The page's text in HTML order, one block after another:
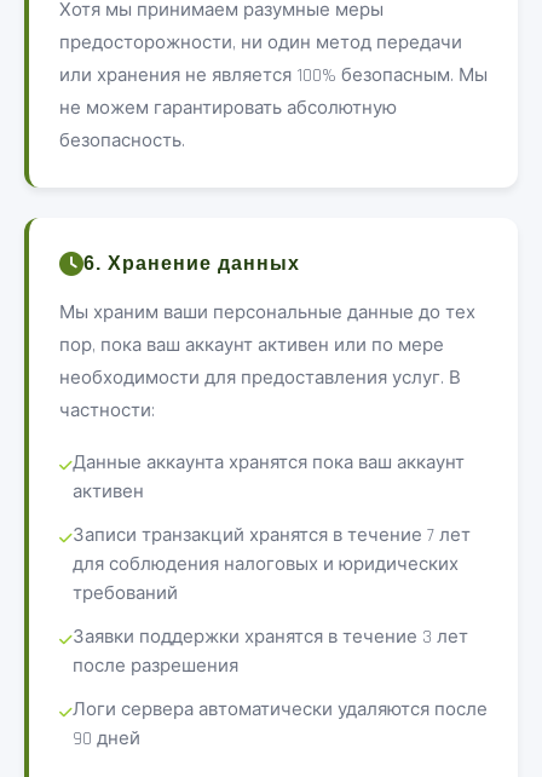
Хотя мы принимаем разумные меры
предосторожности, ни один метод передачи
или хранения не является 100% безопасным. Мы
не можем гарантировать абсолютную
безопасность.
6. Хранение данных
Мы храним ваши персональные данные до тех
пор, пока ваш аккаунт активен или по мере
необходимости для предоставления услуг. В
частности:
Данные аккаунта хранятся пока ваш аккаунт
активен
Записи транзакций хранятся в течение 7 лет
для соблюдения налоговых и юридических
требований
Заявки поддержки хранятся в течение 3 лет
после разрешения
Логи сервера автоматически удаляются после
90 дней